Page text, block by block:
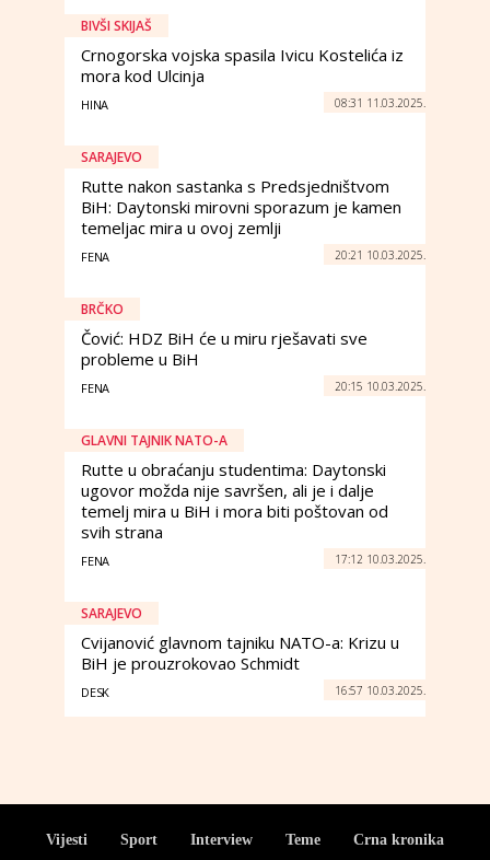
BIVŠI SKIJAŠ
Crnogorska vojska spasila Ivicu Kostelića iz
mora kod Ulcinja
HINA 08:31 11.03.2025.
SARAJEVO
Rutte nakon sastanka s Predsjedništvom
BiH: Daytonski mirovni sporazum je kamen
temeljac mira u ovoj zemlji
FENA 20:21 10.03.2025.
BRČKO
Čović: HDZ BiH će u miru rješavati sve
probleme u BiH
FENA 20:15 10.03.2025.
GLAVNI TAJNIK NATO-A
Rutte u obraćanju studentima: Daytonski
ugovor možda nije savršen, ali je i dalje
temelj mira u BiH i mora biti poštovan od
svih strana
FENA 17:12 10.03.2025.
SARAJEVO
Cvijanović glavnom tajniku NATO-a: Krizu u
BiH je prouzrokovao Schmidt
DESK 16:57 10.03.2025.
Vijesti Sport Interview Teme Crna kronika